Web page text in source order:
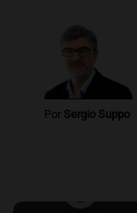
Por Sergio Suppo